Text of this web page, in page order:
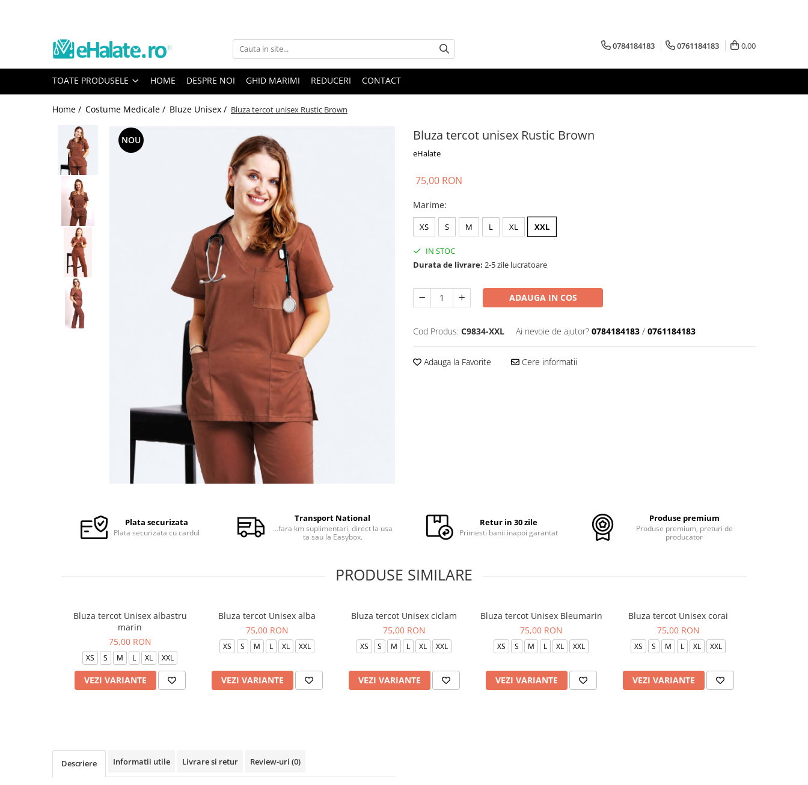
Toate Produsele
Bluze Unisex
Bluze unisex cu imprimeuri
Bluze medicale uni
Halate medicale
Halate Bianca
Halate medicale femei
Halate medicale barbati
Halate medicale P2 cu fluturas
Halate medicale cu nasturi
Tricouri de lucru
0784184183 0761184183 0,00
TOATE PRODUSELE HOME DESPRE NOI GHID MARIMI REDUCERI CONTACT
Home / Costume Medicale / Bluze Unisex / Bluza tercot unisex Rustic Brown
Bluza tercot unisex Rustic Brown
eHalate
NOU
Facebook
75,00 RON
Marime:
XS S M L XL XXL
IN STOC
Durata de livrare: 2-5 zile lucratoare
ADAUGA IN COS
Cod Produs: C9834-XXL Ai nevoie de ajutor? 0784184183 / 0761184183
Adauga la Favorite Cere informatii
Plata securizata
Plata securizata cu cardul
Transport National
...fara km suplimentari, direct la usa
ta sau la Easybox.
Retur in 30 zile
Primesti banii inapoi garantat
Produse premium
Produse premium, preturi de
producator
PRODUSE SIMILARE
Bluza tercot Unisex albastru
marin
75,00 RON
XS S M L XL XXL
VEZI VARIANTE
Bluza tercot Unisex alba
75,00 RON
XS S M L XL XXL
VEZI VARIANTE
Bluza tercot Unisex ciclam
75,00 RON
XS S M L XL XXL
VEZI VARIANTE
Bluza tercot Unisex Bleumarin
75,00 RON
XS S M L XL XXL
VEZI VARIANTE
Bluza tercot Unisex corai
75,00 RON
XS S M L XL XXL
VEZI VARIANTE
Descriere Informatii utile Livrare si retur Review-uri (0)